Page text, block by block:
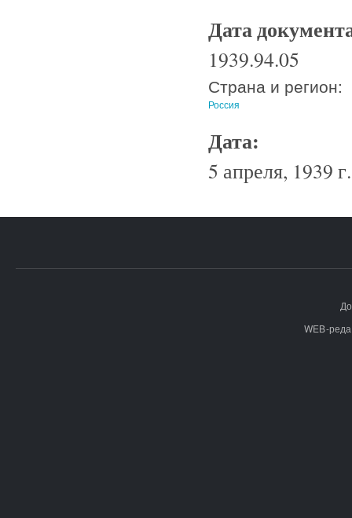
Дата
1939.94.05
Страна и регион:
Россия
Дата:
5 апреля, 1939 г.
WEB-